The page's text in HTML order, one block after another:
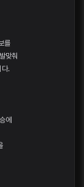
를
맞춰
.
에